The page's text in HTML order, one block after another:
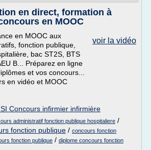
en direct, formation à
en MOOC
voir la vidéo
en MOOC aux
fonction publique,
bac ST2S, BTS
B... Préparez en ligne
et vos concours...
en vidéo et MOOC
Concours infirmier infirmière
administratif fonction publique hospitaliere /
fonction publique / concours fonction
fonction publique / diplome concours fonction